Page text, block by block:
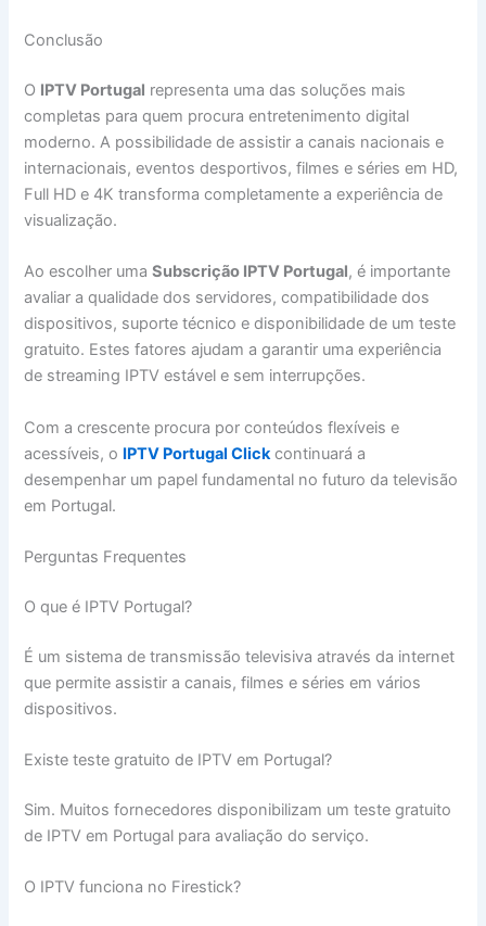
Conclusão
O IPTV Portugal representa uma das soluções mais
completas para quem procura entretenimento digital
moderno. A possibilidade de assistir a canais nacionais e
internacionais, eventos desportivos, filmes e séries em HD,
Full HD e 4K transforma completamente a experiência de
visualização.
Ao escolher umaSubscrição IPTV Portugal, é importante
avaliar a qualidade dos servidores, compatibilidade dos
dispositivos, suporte técnico e disponibilidade de um teste
gratuito. Estes fatores ajudam a garantir uma experiência
de streaming IPTV estável e sem interrupções.
Com a crescente procura por conteúdos flexíveis e
acessíveis, o IPTV Portugal Click continuará a
desempenhar um papel fundamental no futuro da televisão
em Portugal.
Perguntas Frequentes
O que é IPTV Portugal?
É um sistema de transmissão televisiva através da internet
que permite assistir a canais, filmes e séries em vários
dispositivos.
Existe teste gratuito de IPTV em Portugal?
Sim. Muitos fornecedores disponibilizam um teste gratuito
de IPTV em Portugal para avaliação do serviço.
O IPTV funciona no Firestick?